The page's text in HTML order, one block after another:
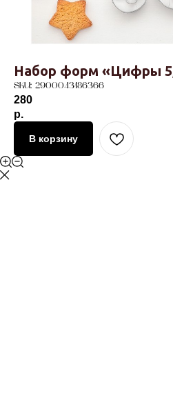
Набор форм «Цифры
SKU: 2900043186366
280
р.
В корзину